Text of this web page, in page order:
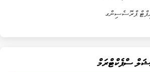
ޕްރޮސެސިންގ
ސްޕެކްޓްރަމް